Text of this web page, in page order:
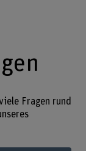
Fragen rund